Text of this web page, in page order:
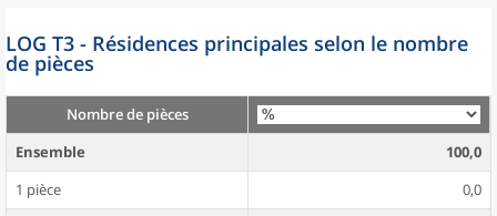
LOG T3 - Résidences principales selon le nombre
de pièces
Nombre de pièces
Ensemble
100,0
1 pièce
0,0